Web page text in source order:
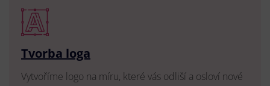
Tvorba loga
Vytvoříme logo na míru, které vás odliší a osloví nové